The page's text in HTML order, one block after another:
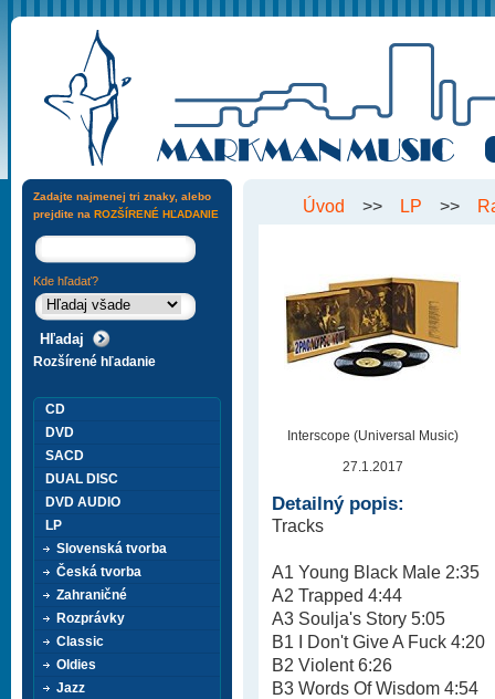
Úvod >> LP >>
Interscope (Universal Music)
27.1.2017
Detailný popis:
Tracks
A1 Young Black Male 2:35
A2 Trapped 4:44
A3 Soulja's Story 5:05
B1 I Don't Give A Fuck 4:20
B2 Violent 6:26
B3 Words Of Wisdom 4:54
Zadajte najmenej tri znaky, alebo
prejdite na ROZŠÍRENÉ HĽADANIE
Kde hľadať?
Rozšírené hľadanie
CD
DVD
SACD
DUAL DISC
DVD AUDIO
LP
Slovenská tvorba
Česká tvorba
Zahraničné
Rozprávky
Classic
Oldies
Jazz